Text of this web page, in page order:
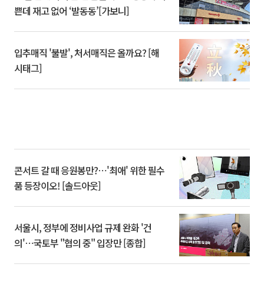
쁜데 재고 없어 ‘발동동’[가보니]
입추매직 '불발', 처서매직은 올까요? [해
시태그]
콘서트 갈 때 응원봉만?⋯'최애' 위한 필수
품 등장이오! [솔드아웃]
서울시, 정부에 정비사업 규제 완화 '건
의'⋯국토부 "협의 중" 입장만 [종합]